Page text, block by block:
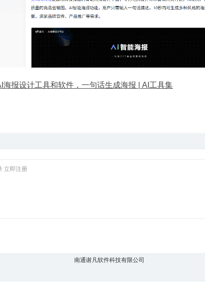
海报设计工具和软件，一句话生成海报 | AI工具集
立即注册
南通谢凡软件科技有限公司